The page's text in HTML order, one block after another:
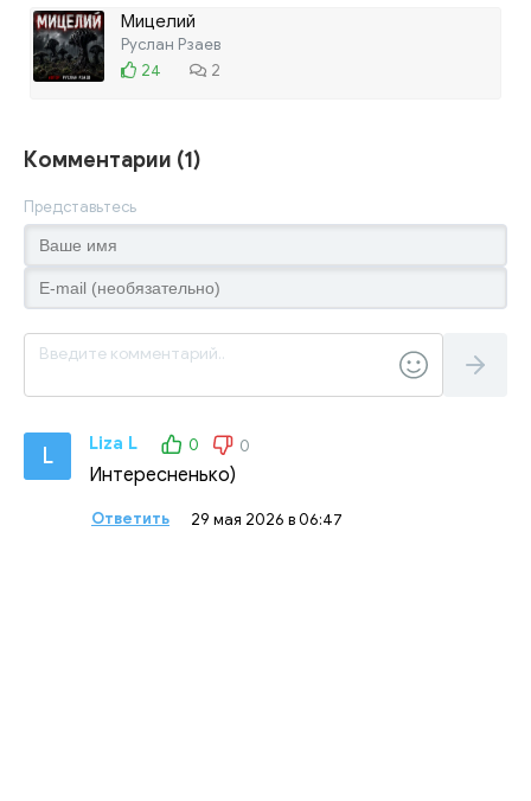
Мицелий
Руслан Рзаев
24
2
Комментарии (1)
Представьтесь
L Liza L 0 0
Интересненько)
Ответить 29 мая 2026 в 06:47